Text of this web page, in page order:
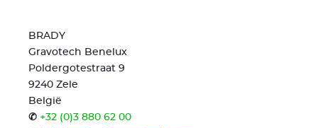
BRADY
Gravotech Benelux
Poldergotestraat 9
9240 Zele
België
✆ +32 (0)3 880 62 00